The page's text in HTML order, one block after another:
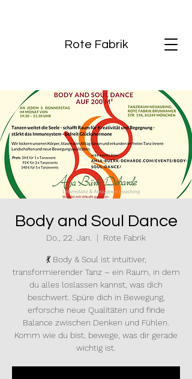
Rote Fabrik
Body and Soul Dance
Do., 22. Jan.
  |
Rote Fabrik
💃 Body & Soul ist intuitiver,
transformierender Tanz – ein Raum, in dem
du alles loslassen kannst, was dich
beschwert. Spüre dich in Bewegung,
erforsche neue Qualitäten und finde
Balance zwischen Denken und Fühlen.
Komm wie du bist, bewege, was dir gerade
wichtig ist.